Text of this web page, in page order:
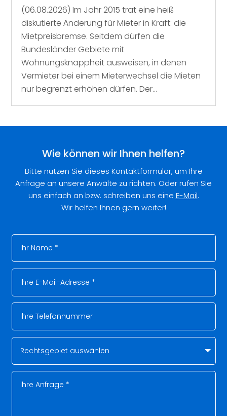
(06.08.2026) Im Jahr 2015 trat eine heiß
diskutierte Änderung für Mieter in Kraft: die
Mietpreisbremse. Seitdem dürfen die
Bundesländer Gebiete mit
Wohnungsknappheit ausweisen, in denen
Vermieter bei einem Mieterwechsel die Mieten
nur begrenzt erhöhen dürfen. Der...
Wie können wir Ihnen helfen?
Bitte nutzen Sie dieses Kontaktformular, um Ihre
Anfrage an unsere Anwälte zu richten. Oder rufen Sie
uns einfach an bzw. schreiben uns eine E-Mail.
Wir helfen Ihnen gern weiter!